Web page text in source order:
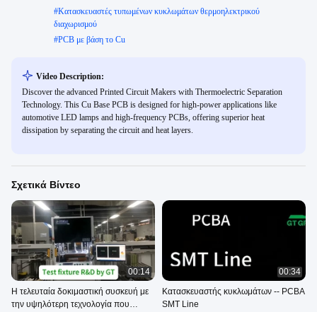
#Κατασκευαστές τυπωμένων κυκλωμάτων θερμοηλεκτρικού
διαχωρισμού
#PCB με βάση το Cu
Video Description:
Discover the advanced Printed Circuit Makers with Thermoelectric Separation
Technology. This Cu Base PCB is designed for high-power applications like
automotive LED lamps and high-frequency PCBs, offering superior heat
dissipation by separating the circuit and heat layers.
Σχετικά Βίντεο
00:14
Η τελευταία δοκιμαστική συσκευή με
την υψηλότερη τεχνολογία που
00:34
Κατασκευαστής κυκλωμάτων -- PCBA
SMT Line